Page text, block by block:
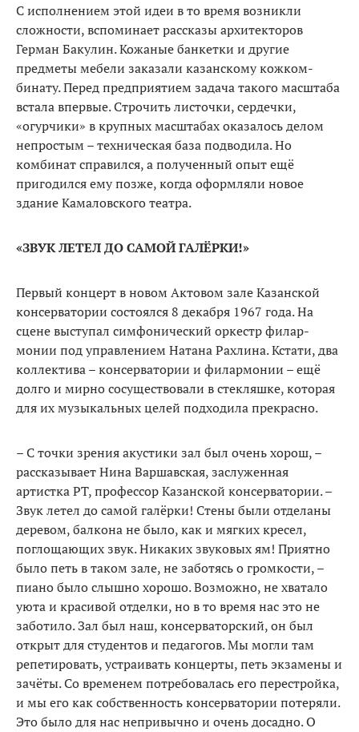
С исполнением этой идеи в то время возникли
сложности, вспо­минает рассказы архитекторов
Герман Бакулин. Кожаные бан­кетки и другие
предметы мебели заказали казанскому кожком­
бинату. Перед предприятием задача такого масштаба
встала впервые. Строчить листочки, сердечки,
«огурчики» в круп­ных масштабах оказалось де­лом
непростым – техническая база подводила. Но
комбинат справился, а полученный опыт ещё
пригодился ему позже, когда оформляли новое
здание Кама­ловского театра.
«ЗВУК ЛЕТЕЛ ДО САМОЙ ГАЛЁРКИ!»
Первый концерт в новом Ак­товом зале Казанской
консер­ватории состоялся 8 декабря 1967 года. На
сцене выступал симфонический оркестр филар­
монии под управлением Натана Рахлина. Кстати, два
коллекти­ва – консерватории и филармо­нии – ещё
долго и мирно сосу­ществовали в стекляшке, которая
для их музыкальных целей под­ходила прекрасно.
– С точки зрения акустики зал был очень хорош, –
расска­зывает Нина Варшавская, заслу­женная
артистка РТ, профессор Казанской консерватории. –
Звук летел до самой галёрки! Стены были отделаны
деревом, балкона не было, как и мягких кресел,
поглощающих звук. Никаких зву­ковых ям! Приятно
было петь в таком зале, не заботясь о гром­кости, –
пиано было слышно хо­рошо. Возможно, не хватало
уюта и красивой отделки, но в то вре­мя нас это не
заботило. Зал был наш, консерваторский, он был
открыт для студентов и педаго­гов. Мы могли там
репетировать, устраивать концерты, петь эк­замены и
зачёты. Со временем потребовалась его перестройка,
и мы его как собственность кон­серватории потеряли.
Это было для нас непривычно и очень досадно. О